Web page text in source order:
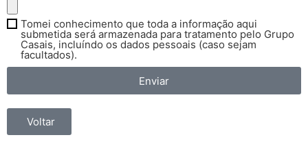
Tomei conhecimento que toda a informação aqui
submetida será armazenada para tratamento pelo Grupo
Casais, incluíndo os dados pessoais (caso sejam
facultados).
Enviar
Voltar